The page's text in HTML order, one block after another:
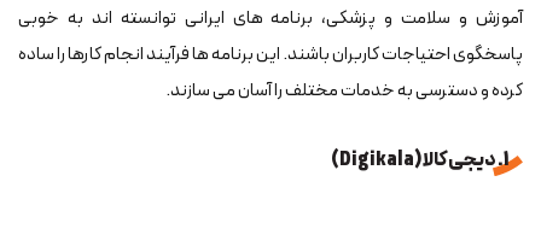
آموزش و سلامت و پزشکی، برنامه های ایرانی توانسته اند به خوبی
پاسخگوی احتیاجات کاربران باشند. این برنامه ها فرآیند انجام کارها را ساده
کرده و دسترسی به خدمات مختلف را آسان می سازند.
1. دیجی کالا (Digikala)